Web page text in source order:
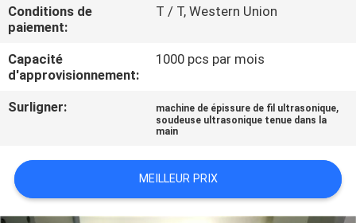
CONTACTEZ-
NOUS
NOUVELLES
LES
AFFAIRES
Conditions de
paiement:
T / T, Western Union
Capacité
d'approvisionnement:
1000 pcs par mois
Surligner: machine de épissure de fil ultrasonique,
soudeuse ultrasonique tenue dans la
main
MEILLEUR PRIX